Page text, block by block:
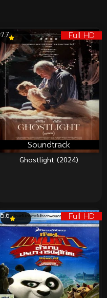
Full HD
Soundtrack
7.7
Ghostlight (2024)
Full HD
5.6